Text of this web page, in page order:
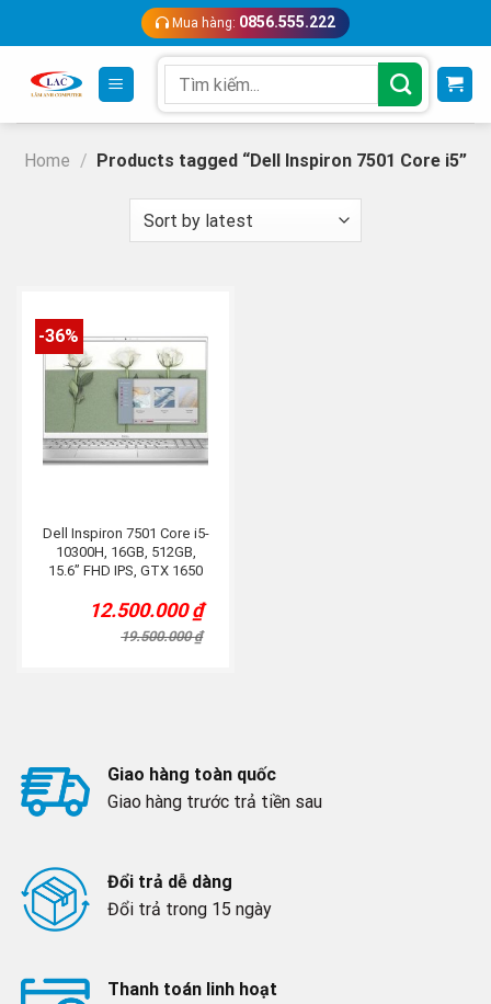
content
Mua hàng: 0856.555.222
for:
Home / Products tagged “Dell Inspiron 7501 Core i5”
-36%
Dell Inspiron 7501 Core i5-
10300H, 16GB, 512GB,
15.6” FHD IPS, GTX 1650
19.500.000₫
Original
price
was:
12.500.000₫
Current
price
is:
Giao hàng toàn quốc
Giao hàng trước trả tiền sau
Đổi trả dễ dàng
Đổi trả trong 15 ngày
Thanh toán linh hoạt